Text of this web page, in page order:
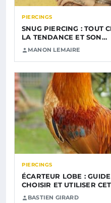
PIERCINGS
SNUG PIERCING : TOUT
LA TENDANCE ET SON…
MANON LEMAIRE
PIERCINGS
ÉCARTEUR LOBE :
CHOISIR ET UTILISER
BASTIEN GIRARD